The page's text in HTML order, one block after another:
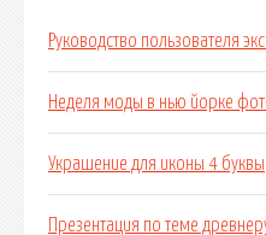
Руководство пользователя
Неделя моды в нью йорке
Украшение для иконы 4 буквы
Презентация по теме